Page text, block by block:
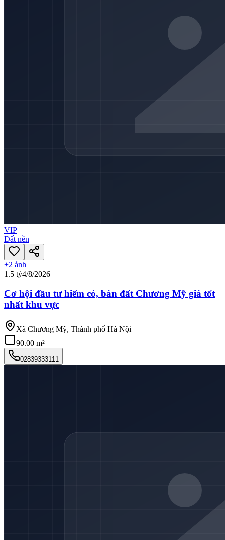
VIP
Đất nền
+2 ảnh
1.5 tỷ4/8/2026
Cơ hội đầu tư hiếm có, bán đất Chương Mỹ giá tốt
nhất khu vực
Xã Chương Mỹ, Thành phố Hà Nội
90.00 m²
02839333111